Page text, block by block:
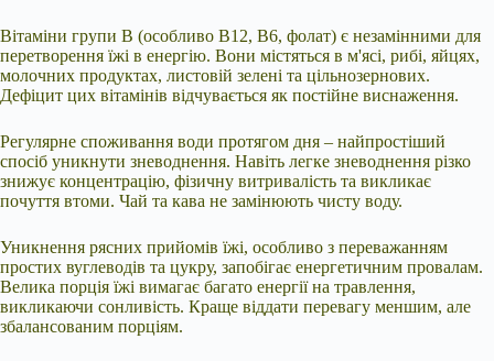
Вітаміни групи B (особливо B12, B6, фолат) є незамінними для
перетворення їжі в енергію. Вони містяться в м'ясі, рибі, яйцях,
молочних продуктах, листовій зелені та цільнозернових.
Дефіцит цих вітамінів відчувається як постійне виснаження.
Регулярне споживання води протягом дня – найпростіший
спосіб уникнути зневоднення. Навіть легке зневоднення різко
знижує концентрацію, фізичну витривалість та викликає
почуття втоми. Чай та кава не замінюють чисту воду.
Уникнення рясних прийомів їжі, особливо з переважанням
простих вуглеводів та цукру, запобігає енергетичним провалам.
Велика порція їжі вимагає багато енергії на травлення,
викликаючи сонливість. Краще віддати перевагу меншим, але
збалансованим порціям.